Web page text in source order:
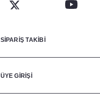
SİPARİŞ TAKİBİ
ÜYE GİRİŞİ